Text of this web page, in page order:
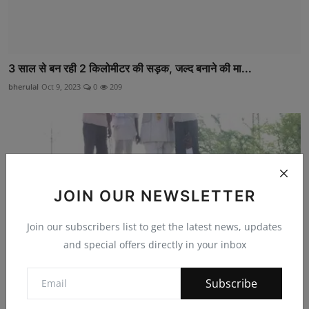
JOIN OUR NEWSLETTER
Join our subscribers list to get the latest news, updates
and special offers directly in your inbox
Subscribe
3 साल से बन रही 2 किलोमीटर की सड़क, जल्द बनाने की मा...
bherulal Oct 9, 2023 0 209